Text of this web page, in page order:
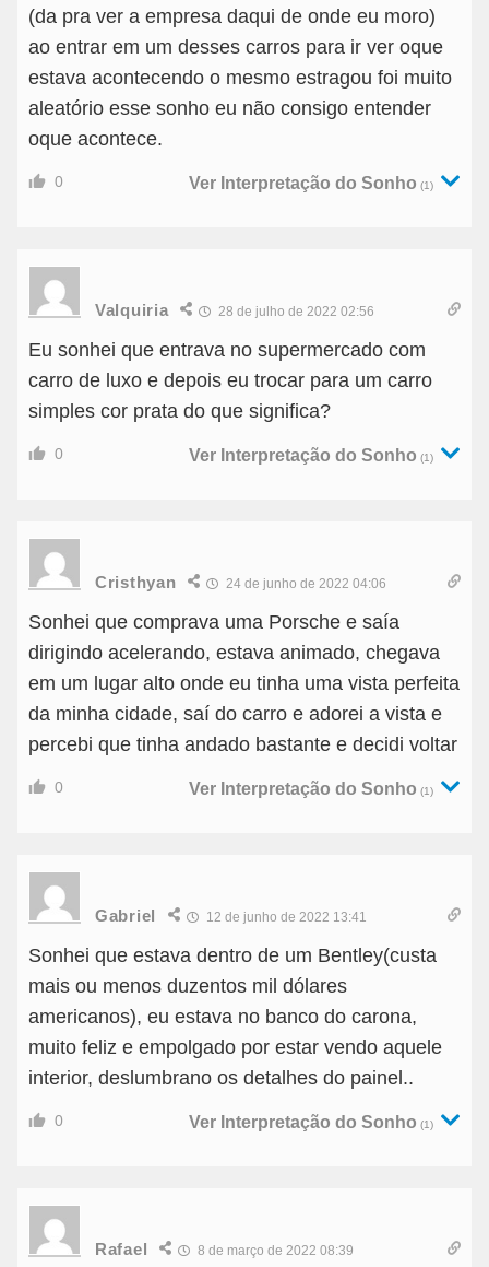
(da pra ver a empresa daqui de onde eu moro)
ao entrar em um desses carros para ir ver oque
estava acontecendo o mesmo estragou foi muito
aleatório esse sonho eu não consigo entender
oque acontece.
0 Ver Interpretação do Sonho (1)
Valquiria 28 de julho de 2022 02:56
Eu sonhei que entrava no supermercado com
carro de luxo e depois eu trocar para um carro
simples cor prata do que significa?
0 Ver Interpretação do Sonho (1)
Cristhyan 24 de junho de 2022 04:06
Sonhei que comprava uma Porsche e saía
dirigindo acelerando, estava animado, chegava
em um lugar alto onde eu tinha uma vista perfeita
da minha cidade, saí do carro e adorei a vista e
percebi que tinha andado bastante e decidi voltar
0 Ver Interpretação do Sonho (1)
Gabriel 12 de junho de 2022 13:41
Sonhei que estava dentro de um Bentley(custa
mais ou menos duzentos mil dólares
americanos), eu estava no banco do carona,
muito feliz e empolgado por estar vendo aquele
interior, deslumbrano os detalhes do painel..
0 Ver Interpretação do Sonho (1)
Rafael 8 de março de 2022 08:39